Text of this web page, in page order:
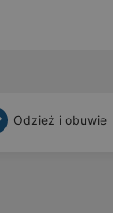
Odzież i obuwie